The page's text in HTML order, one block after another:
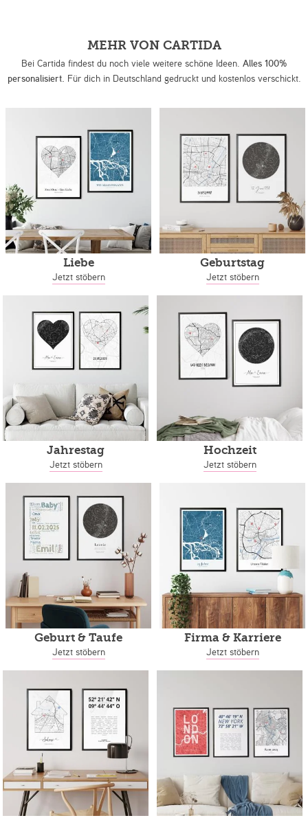
MEHR VON CARTIDA
Bei Cartida findest du noch viele weitere schöne Ideen. Alles 100%
personalisiert. Für dich in Deutschland gedruckt und kostenlos verschickt.
Liebe
Jetzt stöbern
Geburtstag
Jetzt stöbern
Jahrestag
Jetzt stöbern
Hochzeit
Jetzt stöbern
Geburt & Taufe
Jetzt stöbern
Firma & Karriere
Jetzt stöbern